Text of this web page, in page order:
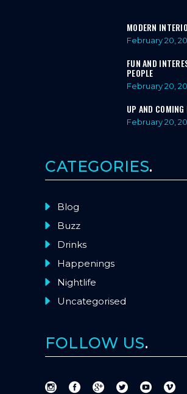
MODERN
February 20,
FUN AND
PEOPLE
February 20,
UP AND
February 20,
CATEGORIES
Blog
Buzz
Drinks
Happenings
Nightlife
Uncategorised
FOLLOW US